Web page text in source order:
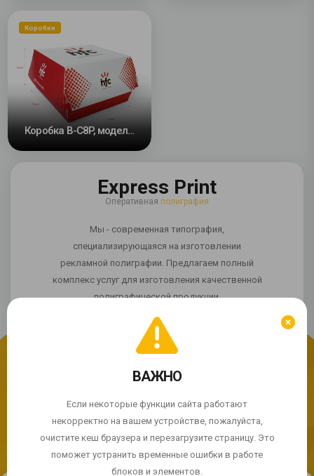
Коробки
Коробка B-C8P, модель ракушка
Express Print
Оперативная полиграфия
Мы - современная типография,
специализирующаяся на изготовлении
рекламной полиграфии. Предлагаем полный
комплекс услуг для изготовления качественной
полиграфической продукции.
Если сайт работает некорректно?
© 2004 - 2026 Express Print ™. Все права защищены
Мы используем cookie
Продолжая использовать сайт, Вы соглашаетесь с
использованием cookie-файлов.
ПРИНЯТЬ
ВАЖНО
Если некоторые функции сайта работают
некорректно на вашем устройстве, пожалуйста,
очистите кеш браузера и перезагрузите страницу. Это
поможет устранить временные ошибки в работе
блоков и элементов.